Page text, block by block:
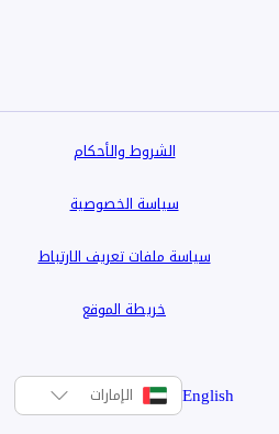
الشروط والأحكام
سياسة الخصوصية
سياسة ملفات تعريف الارتباط
خريطة الموقع
English الإمارات